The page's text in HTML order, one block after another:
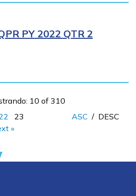
PY 2022 QTR 2
10 of 310
23
»
ASC / DESC